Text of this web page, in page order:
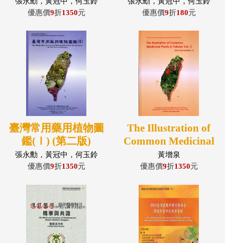
優惠價9折1350元
優惠價9折180元
臺灣常用藥用植物圖
鑑(Ⅰ) (第二版)
張永勳，黃冠中，何玉鈴
優惠價9折1350元
The Illustration of
Common Medicinal
Plants in Taiwan
Vol.II (英文版-台灣
二冊)
黃增泉
優惠價9折1350元